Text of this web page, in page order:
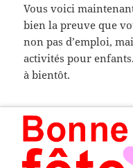
Vous voici
bien la preuve que
non pas d’emploi,
activités pour
à bientôt.